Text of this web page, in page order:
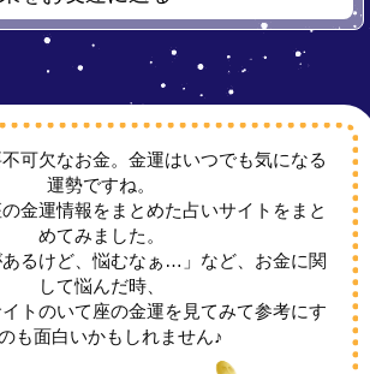
可欠なお金。金運はいつでも気になる
運勢ですね。
金運情報をまとめた占いサイトをまと
めてみました。
あるけど、悩むなぁ…」など、お金に関
して悩んだ時、
トのいて座の金運を見てみて参考にす
も面白いかもしれません♪